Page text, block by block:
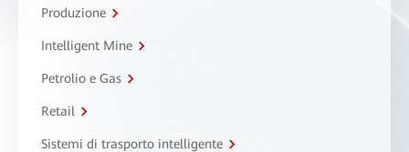
Produzione
Intelligent Mine
Petrolio e Gas
Retail
Sistemi di trasporto intelligente